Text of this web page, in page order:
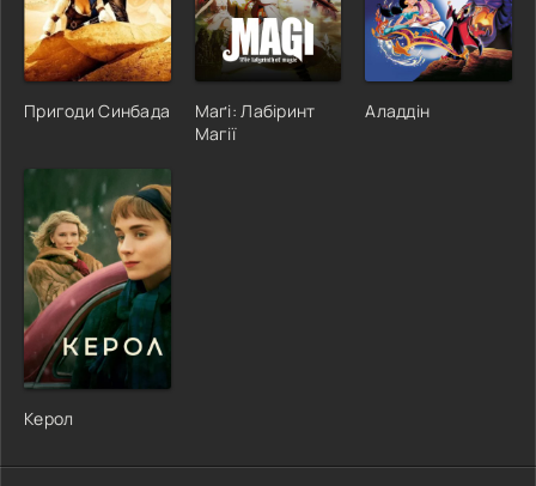
Пригоди Синбада
Маґі: Лабіринт
Магії
Аладдін
Керол